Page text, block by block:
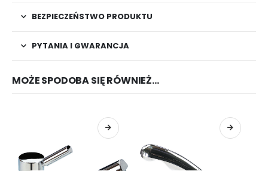
BEZPIECZEŃSTWO PRODUKTU
PYTANIA I GWARANCJA
MOŻE SPODOBA SIĘ RÓWNIEŻ…